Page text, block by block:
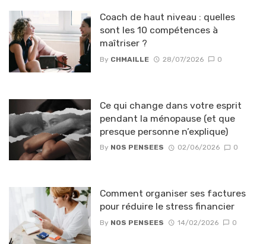
Coach de haut niveau : quelles
sont les 10 compétences à
maîtriser ?
By CHMAILLE 28/07/2026 0
Ce qui change dans votre esprit
pendant la ménopause (et que
presque personne n’explique)
By NOS PENSEES 02/06/2026 0
Comment organiser ses factures
pour réduire le stress financier
By NOS PENSEES 14/02/2026 0